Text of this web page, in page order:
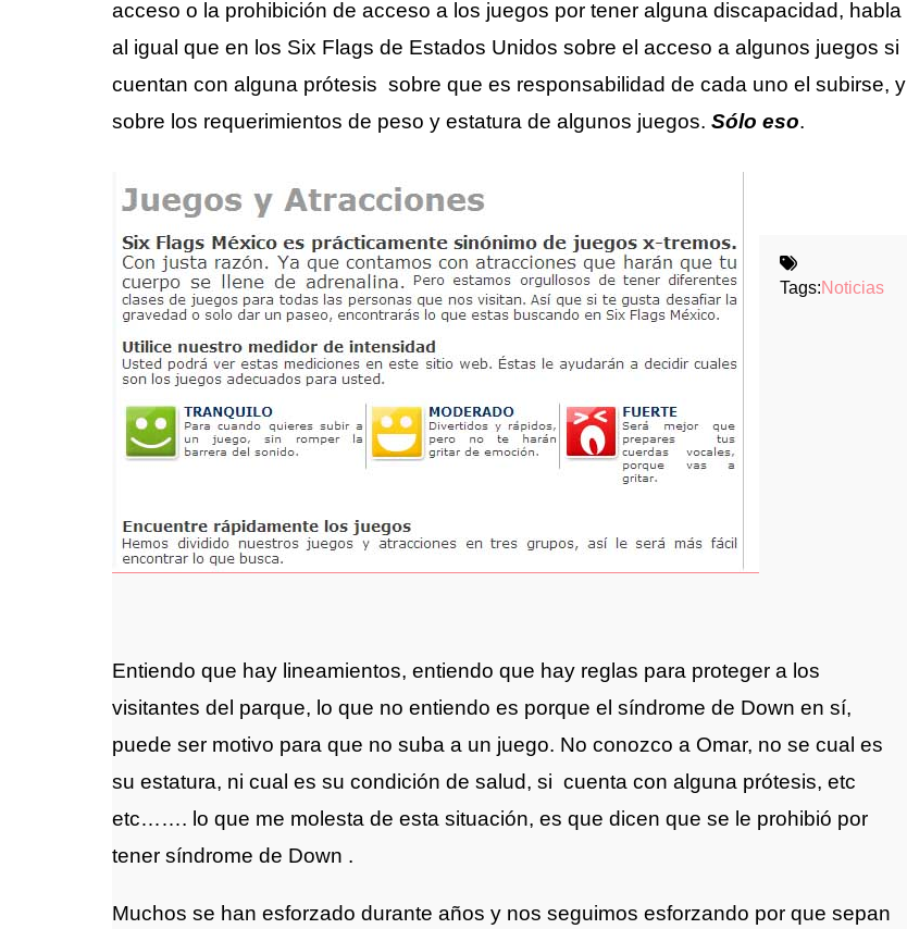
acceso o la prohibición de acceso a los juegos por tener alguna discapacidad, habla
al igual que en los Six Flags de Estados Unidos sobre el acceso a algunos juegos si
cuentan con alguna prótesis sobre que es responsabilidad de cada uno el subirse, y
sobre los requerimientos de peso y estatura de algunos juegos. Sólo eso.
Entiendo que hay lineamientos, entiendo que hay reglas para proteger a los
visitantes del parque, lo que no entiendo es porque el síndrome de Down en sí,
puede ser motivo para que no suba a un juego. No conozco a Omar, no se cual es
su estatura, ni cual es su condición de salud, si cuenta con alguna prótesis, etc
etc……. lo que me molesta de esta situación, es que dicen que se le prohibió por
tener síndrome de Down .
Muchos se han esforzado durante años y nos seguimos esforzando por que sepan
Tags:Noticias